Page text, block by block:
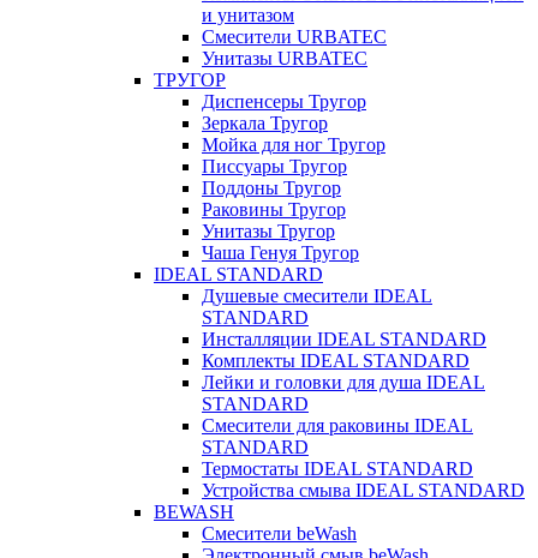
и унитазом
Смесители URBATEC
Унитазы URBATEC
ТРУГОР
Диспенсеры Тругор
Зеркала Тругор
Мойка для ног Тругор
Писсуары Тругор
Поддоны Тругор
Раковины Тругор
Унитазы Тругор
Чаша Генуя Тругор
IDEAL STANDARD
Душевые смесители IDEAL
STANDARD
Инсталляции IDEAL STANDARD
Комплекты IDEAL STANDARD
Лейки и головки для душа IDEAL
STANDARD
Смесители для раковины IDEAL
STANDARD
Термостаты IDEAL STANDARD
Устройства смыва IDEAL STANDARD
BEWASH
Смесители beWash